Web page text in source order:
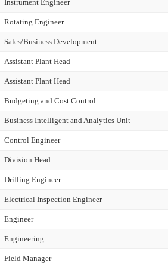
Instrument Engineer
Rotating Engineer
Sales/Business Development
Assistant Plant Head
Assistant Plant Head
Budgeting and Cost Control
Business Intelligent and Analytics Unit
Control Engineer
Division Head
Drilling Engineer
Electrical Inspection Engineer
Engineer
Engineering
Field Manager